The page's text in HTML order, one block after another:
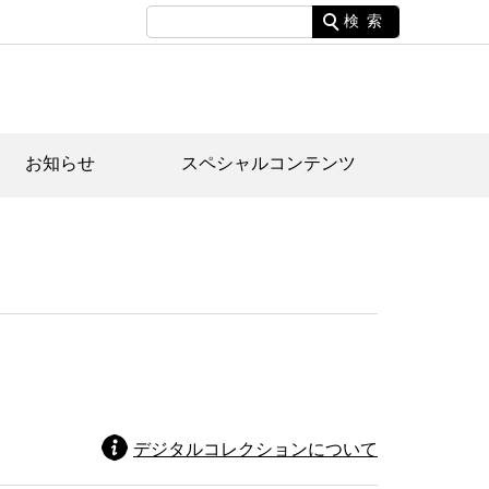
検索
お知らせ スペシャルコンテンツ
デジタルコレクションについて